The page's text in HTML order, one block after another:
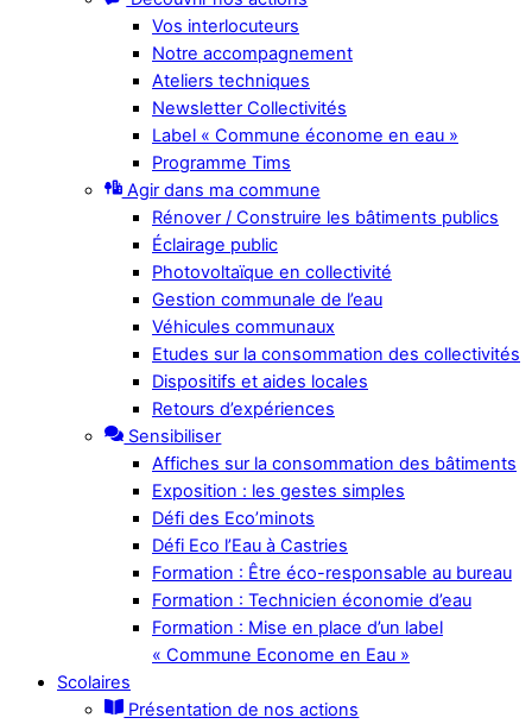
Vos interlocuteurs
Notre accompagnement
Ateliers techniques
Newsletter Collectivités
Label « Commune économe en eau »
Programme Tims
Agir dans ma commune
Rénover / Construire les bâtiments publics
Éclairage public
Photovoltaïque en collectivité
Gestion communale de l’eau
Véhicules communaux
Etudes sur la consommation des collectivités
Dispositifs et aides locales
Retours d’expériences
Sensibiliser
Affiches sur la consommation des bâtiments
Exposition : les gestes simples
Défi des Eco’minots
Défi Eco l’Eau à Castries
Formation : Être éco-responsable au bureau
Formation : Technicien économie d’eau
Formation : Mise en place d’un label
« Commune Econome en Eau »
Scolaires
Présentation de nos actions